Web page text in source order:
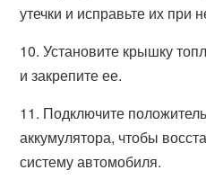
утечки и исправьте их при
10. Установите крышку
и закрепите ее.
11. Подключите
аккумулятора, чтобы
систему автомобиля.